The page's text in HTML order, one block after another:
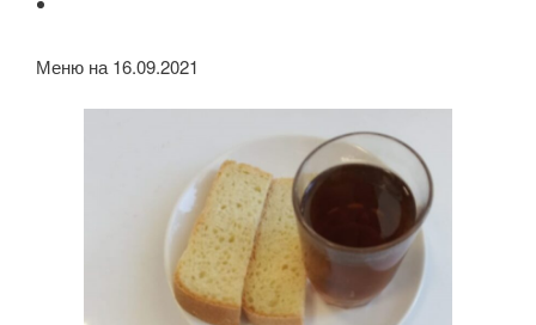
Меню на 16.09.2021